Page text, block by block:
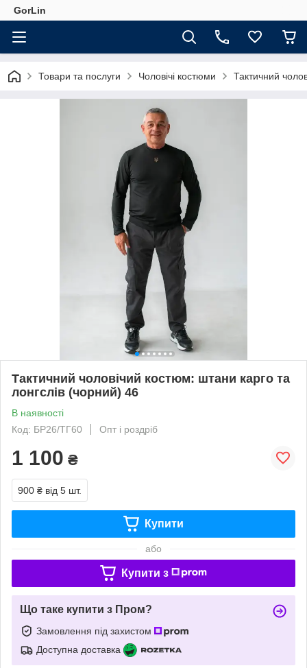
GorLin
Товари та послуги Чоловічі костюми Тактичний
Тактичний чоловічий костюм: штани карго та
лонгслів (чорний) 46
В наявності
Код: БР26/ТГ60
Опт і роздріб
1 100 ₴
900 ₴ від 5 шт.
Купити
або
Купити з
Що таке купити з Пром?
Замовлення під захистом
Доступна доставка